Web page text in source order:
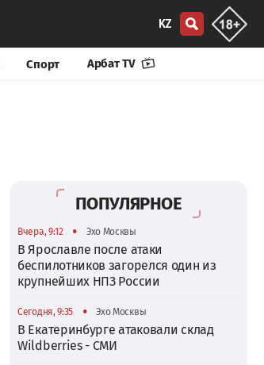
KZ
Спорт Арбат TV
ПОПУЛЯРНОЕ
Вчера, 9:12 • Эхо Москвы
В Ярославле после атаки
беспилотников загорелся один из
крупнейших НПЗ России
Сегодня, 9:35 • Эхо Москвы
В Екатеринбурге атаковали склад
Wildberries - СМИ